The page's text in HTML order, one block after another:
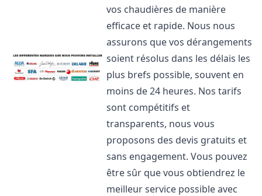
vos chaudières de manière
efficace et rapide. Nous nous
assurons que vos dérangements
soient résolus dans les délais les
plus brefs possible, souvent en
moins de 24 heures. Nos tarifs
sont compétitifs et
transparents, nous vous
proposons des devis gratuits et
sans engagement. Vous pouvez
être sûr que vous obtiendrez le
meilleur service possible avec